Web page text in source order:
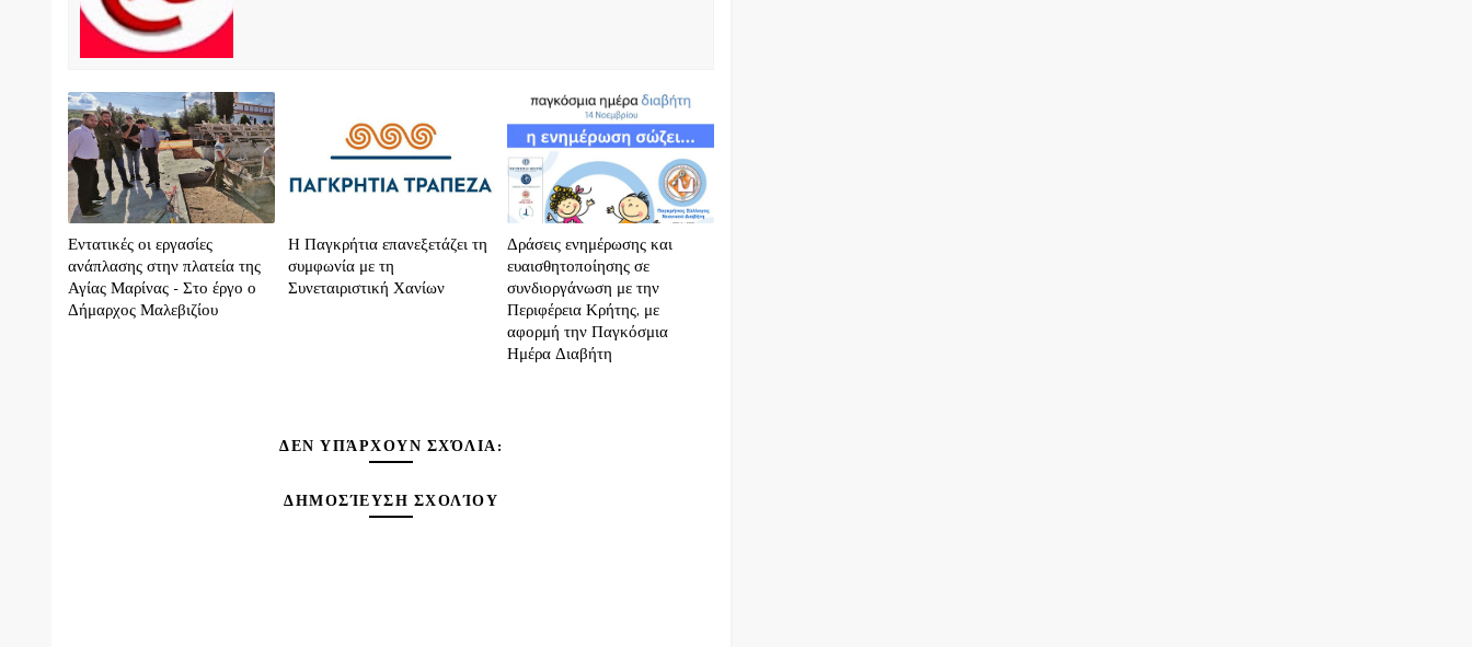
Εντατικές οι εργασίες
ανάπλασης στην πλατεία της
Αγίας Μαρίνας - Στο έργο ο
Δήμαρχος Μαλεβιζίου
H Παγκρήτια επανεξετάζει τη
συμφωνία με τη
Συνεταιριστική Χανίων
Δράσεις ενημέρωσης και
ευαισθητοποίησης σε
συνδιοργάνωση με την
Περιφέρεια Κρήτης, με
αφορμή την Παγκόσμια
Ημέρα Διαβήτη
ΔΕΝ ΥΠΆΡΧΟΥΝ ΣΧΌΛΙΑ:
ΔΗΜΟΣΊΕΥΣΗ ΣΧΟΛΊΟΥ